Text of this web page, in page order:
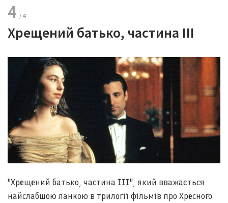
4
Хрещений батько, частина III
"Хрещений батько, частина III", який вважається
найслабшою ланкою в трилогії фільмів про Хресного